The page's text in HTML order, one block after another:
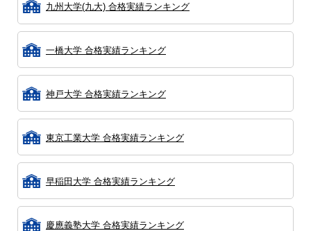
九州大学(九大) 合格実績ランキング
一橋大学 合格実績ランキング
神戸大学 合格実績ランキング
東京工業大学 合格実績ランキング
早稲田大学 合格実績ランキング
慶應義塾大学 合格実績ランキング